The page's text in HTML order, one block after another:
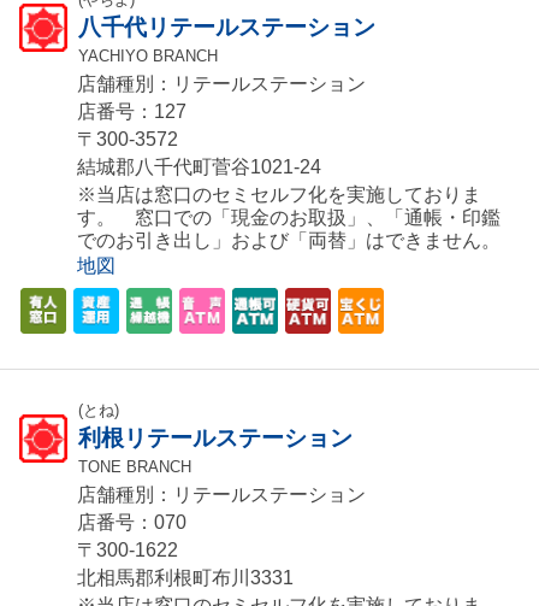
八千代リテールステーション
YACHIYO BRANCH
店舗種別：リテールステーション
店番号：127
〒300-3572
結城郡八千代町菅谷1021-24
※当店は窓口のセミセルフ化を実施しておりま
す。 窓口での「現金のお取扱」、「通帳・印鑑
でのお引き出し」および「両替」はできません。
地図
(とね)
利根リテールステーション
TONE BRANCH
店舗種別：リテールステーション
店番号：070
〒300-1622
北相馬郡利根町布川3331